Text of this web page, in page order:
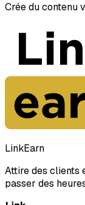
Crée du contenu
LinkEarn
Attire des clients
passer des